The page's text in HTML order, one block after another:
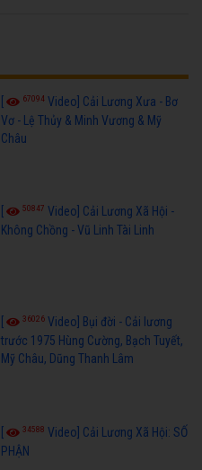
[ 67094 Video] Cải Lương Xưa - Bơ
Vơ - Lệ Thủy & Minh Vương & Mỹ
Châu
50847 Video] Cải Lương Xã Hội -
Không Chồng - Vũ Linh Tài Linh
36026 Video] Bụi đời - Cải lương
trước 1975 Hùng Cường, Bạch Tuyết,
Mỹ Châu, Dũng Thanh Lâm
34588 Video] Cải Lương Xã Hội: SỐ
PHẬN